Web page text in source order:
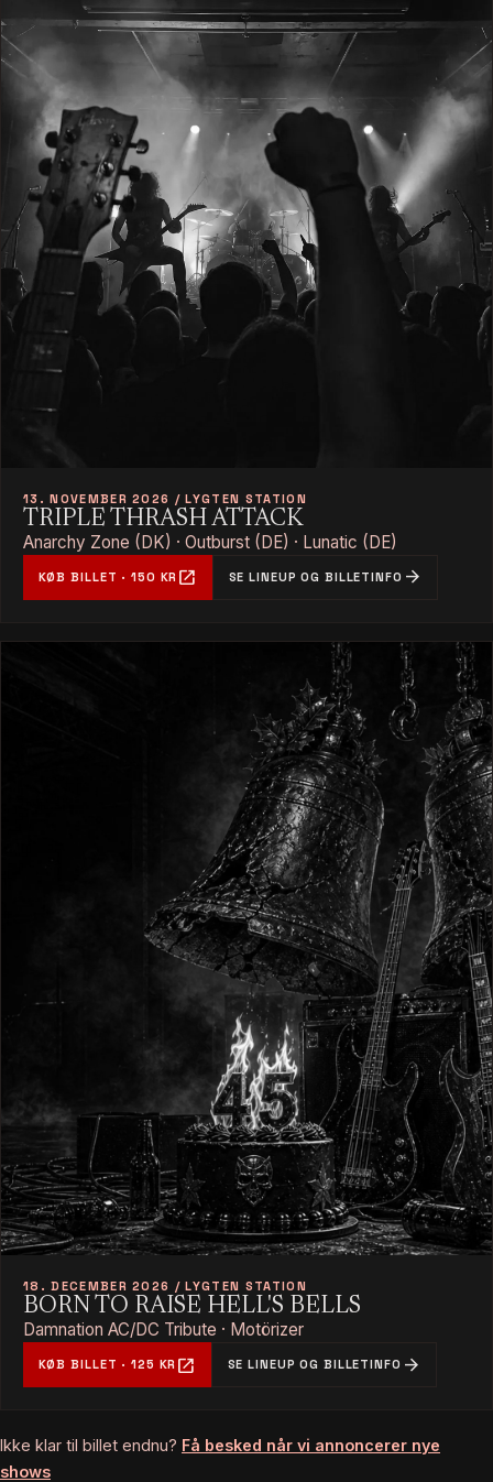
13. NOVEMBER 2026 / LYGTEN STATION
TRIPLE THRASH ATTACK
Anarchy Zone (DK) · Outburst (DE) · Lunatic (DE)
KØB BILLET · 150 KR open_in_new SE LINEUP OG BILLETINFO arrow_forward
18. DECEMBER 2026 / LYGTEN STATION
BORN TO RAISE HELL'S BELLS
Damnation AC/DC Tribute · Motörizer
KØB BILLET · 125 KR open_in_new SE LINEUP OG BILLETINFO arrow_forward
Ikke klar til billet endnu? Få besked når vi annoncerer nye
shows